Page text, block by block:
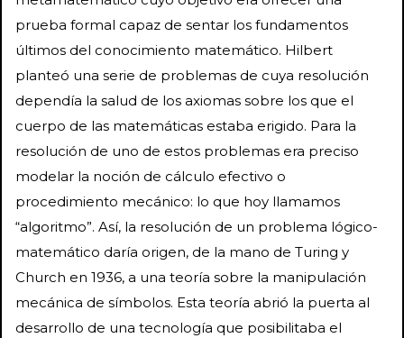
prueba formal capaz de sentar los fundamentos
últimos del conocimiento matemático. Hilbert
planteó una serie de problemas de cuya resolución
dependía la salud de los axiomas sobre los que el
cuerpo de las matemáticas estaba erigido. Para la
resolución de uno de estos problemas era preciso
modelar la noción de cálculo efectivo o
procedimiento mecánico: lo que hoy llamamos
“algoritmo”. Así, la resolución de un problema lógico-
matemático daría origen, de la mano de Turing y
Church en 1936, a una teoría sobre la manipulación
mecánica de símbolos. Esta teoría abrió la puerta al
desarrollo de una tecnología que posibilitaba el